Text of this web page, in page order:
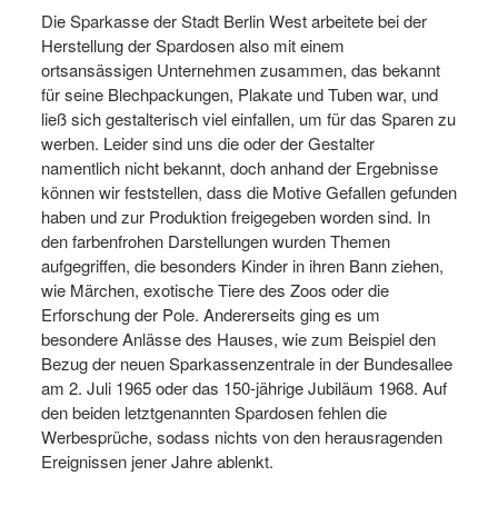
Die Sparkasse der Stadt Berlin West arbeitete bei der
Herstellung der Spardosen also mit einem
ortsansässigen Unternehmen zusammen, das bekannt
für seine Blechpackungen, Plakate und Tuben war, und
ließ sich gestalterisch viel einfallen, um für das Sparen zu
werben. Leider sind uns die oder der Gestalter
namentlich nicht bekannt, doch anhand der Ergebnisse
können wir feststellen, dass die Motive Gefallen gefunden
haben und zur Produktion freigegeben worden sind. In
den farbenfrohen Darstellungen wurden Themen
aufgegriffen, die besonders Kinder in ihren Bann ziehen,
wie Märchen, exotische Tiere des Zoos oder die
Erforschung der Pole. Andererseits ging es um
besondere Anlässe des Hauses, wie zum Beispiel den
Bezug der neuen Sparkassenzentrale in der Bundesallee
am 2. Juli 1965 oder das 150-jährige Jubiläum 1968. Auf
den beiden letztgenannten Spardosen fehlen die
Werbesprüche, sodass nichts von den herausragenden
Ereignissen jener Jahre ablenkt.